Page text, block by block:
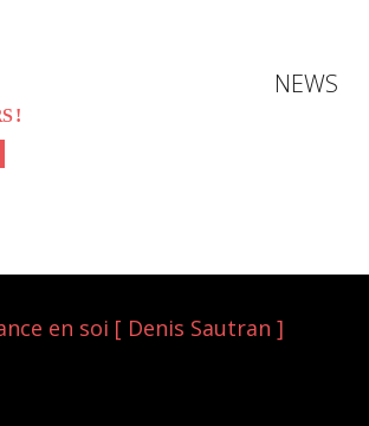
!
NEWS
en soi [ Denis Sautran ]